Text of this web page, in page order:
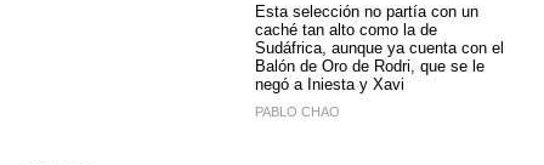
Esta selección no partía con un
caché tan alto como la de
Sudáfrica, aunque ya cuenta con el
Balón de Oro de Rodri, que se le
negó a Iniesta y Xavi
PABLO CHAO